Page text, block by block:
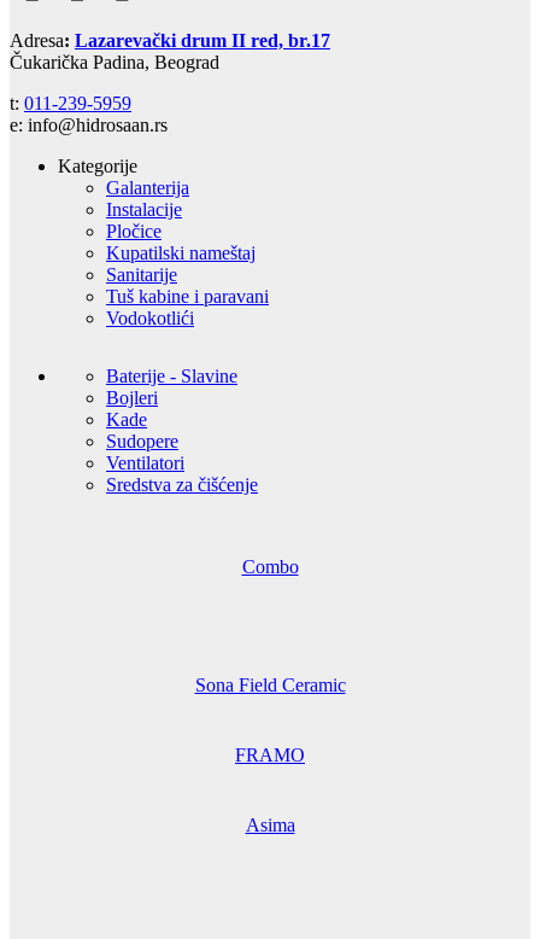
Adresa: Lazarevački drum II red, br.17
Čukarička Padina, Beograd
t: 011-239-5959
e: info@hidrosaan.rs
Kategorije
Galanterija
Instalacije
Pločice
Kupatilski nameštaj
Sanitarije
Tuš kabine i paravani
Vodokotlići
Baterije - Slavine
Bojleri
Kade
Sudopere
Ventilatori
Sredstva za čišćenje
Combo
Sona Field Ceramic
FRAMO
Asima